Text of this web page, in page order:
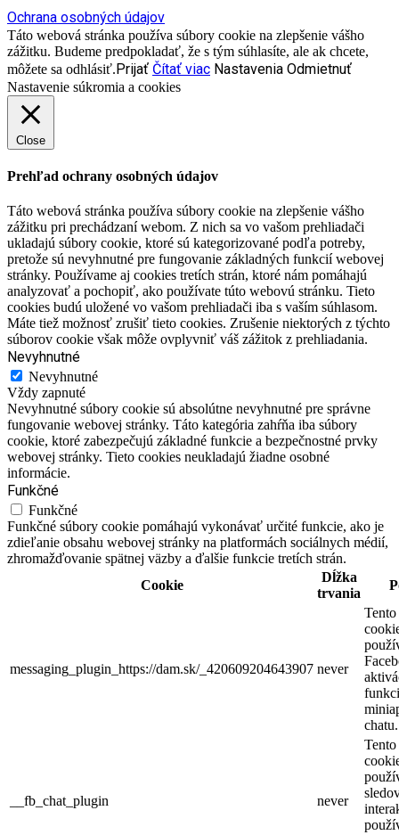
Ochrana osobných údajov
Táto webová stránka používa súbory cookie na zlepšenie vášho
zážitku. Budeme predpokladať, že s tým súhlasíte, ale ak chcete,
môžete sa odhlásiť.Prijať Čítať viac Nastavenia Odmietnuť
Nastavenie súkromia a cookies
Close
Prehľad ochrany osobných údajov
Táto webová stránka používa súbory cookie na zlepšenie vášho
zážitku pri prechádzaní webom. Z nich sa vo vašom prehliadači
ukladajú súbory cookie, ktoré sú kategorizované podľa potreby,
pretože sú nevyhnutné pre fungovanie základných funkcií webovej
stránky. Používame aj cookies tretích strán, ktoré nám pomáhajú
analyzovať a pochopiť, ako používate túto webovú stránku. Tieto
cookies budú uložené vo vašom prehliadači iba s vaším súhlasom.
Máte tiež možnosť zrušiť tieto cookies. Zrušenie niektorých z týchto
súborov cookie však môže ovplyvniť váš zážitok z prehliadania.
Nevyhnutné
Nevyhnutné
Vždy zapnuté
Nevyhnutné súbory cookie sú absolútne nevyhnutné pre správne
fungovanie webovej stránky. Táto kategória zahŕňa iba súbory
cookie, ktoré zabezpečujú základné funkcie a bezpečnostné prvky
webovej stránky. Tieto cookies neukladajú žiadne osobné
informácie.
Funkčné
Funkčné
Funkčné súbory cookie pomáhajú vykonávať určité funkcie, ako je
zdieľanie obsahu webovej stránky na platformách sociálnych médií,
zhromažďovanie spätnej väzby a ďalšie funkcie tretích strán.
Cookie
Dĺžka
trvania
messaging_plugin_https://dam.sk/_420609204643907 never
chatu.
__fb_chat_plugin never